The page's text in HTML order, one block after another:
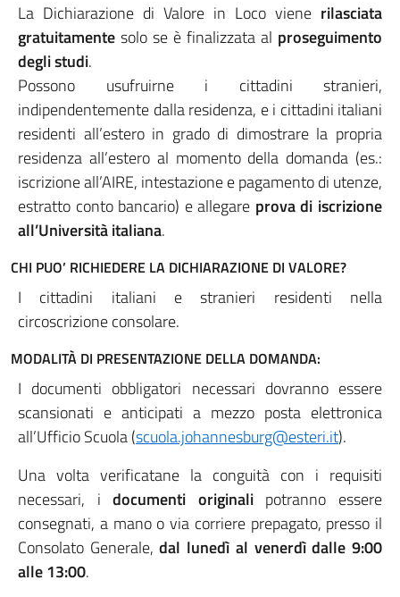
La Dichiarazione di Valore in Loco viene rilasciata
gratuitamente solo se è finalizzata al proseguimento
degli studi.
Possono usufruirne i cittadini stranieri,
indipendentemente dalla residenza, e i cittadini italiani
residenti all’estero in grado di dimostrare la propria
residenza all’estero al momento della domanda (es.:
iscrizione all’AIRE, intestazione e pagamento di utenze,
estratto conto bancario) e allegare prova di iscrizione
all’Università italiana.
CHI PUO’ RICHIEDERE LA DICHIARAZIONE DI VALORE?
I cittadini italiani e stranieri residenti nella
circoscrizione consolare.
MODALITÀ DI PRESENTAZIONE DELLA DOMANDA:
I documenti obbligatori necessari dovranno essere
scansionati e anticipati a mezzo posta elettronica
all’Ufficio Scuola (scuola.johannesburg@esteri.it).
Una volta verificatane la conguità con i requisiti
necessari, idocumenti originalipotranno essere
consegnati, a mano o via corriere prepagato, presso il
Consolato Generale,dal lunedì al venerdì dalle 9:00
alle 13:00.